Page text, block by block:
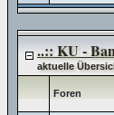
..:: KU -
aktuelle
Foren